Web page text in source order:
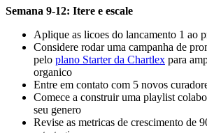
Semana 9-12: Itere e escale
Aplique as licoes do lancamento 1 ao
Considere rodar uma campanha de
pelo plano Starter da Chartlex para
organico
Entre em contato com 5 novos
Comece a construir uma playlist
seu genero
Revise as metricas de crescimento de